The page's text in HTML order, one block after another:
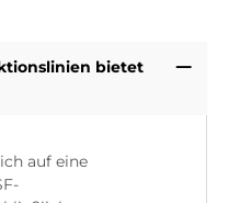
bietet
auf eine